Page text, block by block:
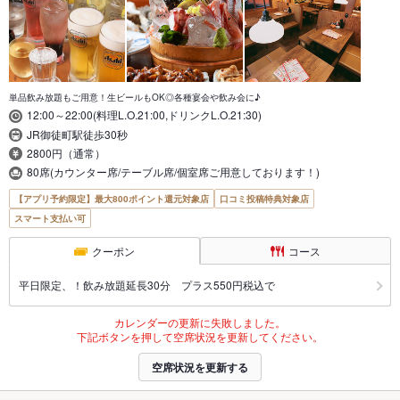
単品飲み放題もご用意！生ビールもOK◎各種宴会や飲み会に♪
12:00～22:00(料理L.O.21:00,ドリンクL.O.21:30)
JR御徒町駅徒歩30秒
2800円（通常）
80席(カウンター席/テーブル席/個室席ご用意しております！)
【アプリ予約限定】最大800ポイント還元対象店
口コミ投稿特典対象店
スマート支払い可
クーポン コース
平日限定、！飲み放題延長30分 プラス550円税込で
カレンダーの更新に失敗しました。
下記ボタンを押して空席状況を更新してください。
空席状況を更新する